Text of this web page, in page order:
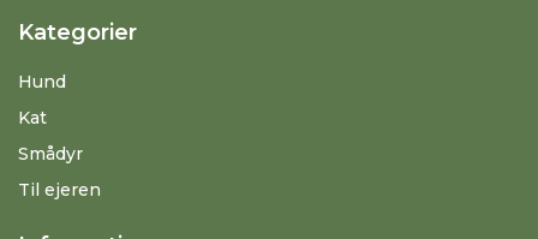
Kategorier
Hund
Kat
Smådyr
Til ejeren